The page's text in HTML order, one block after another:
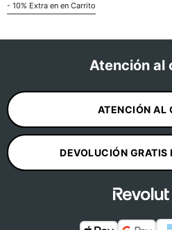
- 10% Extra en en Carrito
Atención al
ATENCIÓN AL
DEVOLUCIÓN GRATIS